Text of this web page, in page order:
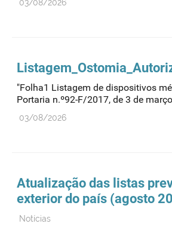
03/08/2026
"Folha1 Listagem de dispositivos
Portaria n.º92-F/2017, de 3 de
03/08/2026
Atualização das listas
exterior do país (agosto
Notícias